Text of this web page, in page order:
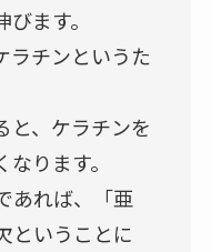
ます。
ラチンというた
と、ケラチンを
ります。
あれば、「亜
ということに